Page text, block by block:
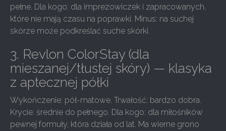
pełne. Dla kogo: dla imprezowiczek i zapracowanych,
które nie mają czasu na poprawki. Minus: na suchej
skórze może podkreślać suche skórki.
3. Revlon ColorStay (dla
mieszanej/tłustej skóry) — klasyka
z aptecznej półki
Wykończenie: pół-matowe. Trwałość: bardzo dobra.
Krycie: średnie do pełnego. Dla kogo: dla miłośników
pewnej formuły, która działa od lat. Ma wierne grono